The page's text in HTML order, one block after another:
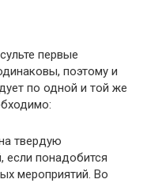
первые
поэтому и
по одной и той же
твердую
если понадобится
мероприятий. Во